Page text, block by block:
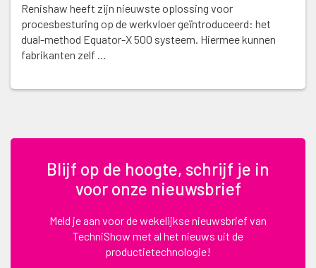
Renishaw heeft zijn nieuwste oplossing voor
procesbesturing op de werkvloer geïntroduceerd: het
dual-method Equator-X 500 systeem. Hiermee kunnen
fabrikanten zelf …
Blijf op de hoogte, schrijf je in
voor onze nieuwsbrief
Meld je aan voor de wekelijkse nieuwsbrief van
TechniShow met al het nieuws uit de
productietechnologie!